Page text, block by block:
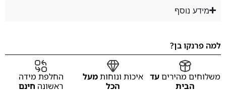
מידע נוסף
למה פרנקו בן?
משלוחים מהיריםעד
הבית
איכות ונוחותמעל
הכל
החלפת מידה
ראשונה חינם